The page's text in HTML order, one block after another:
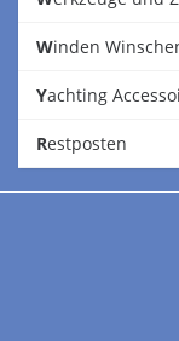
Winden
Yachting
Restposten